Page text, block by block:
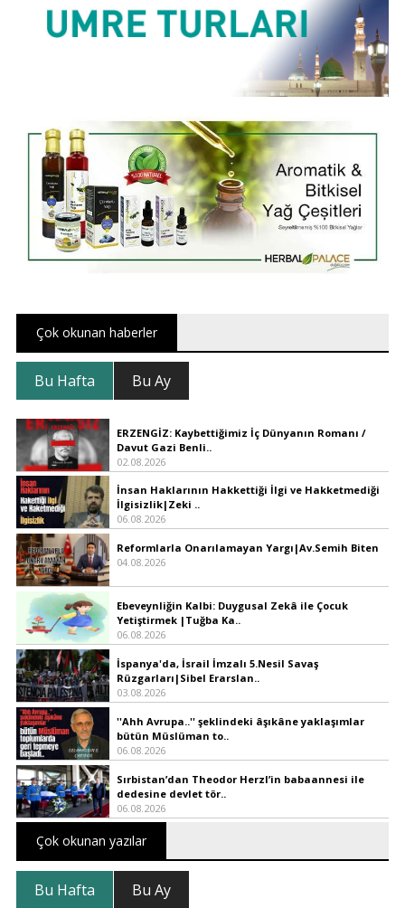
Çok okunan haberler
Bu Hafta Bu Ay
ERZENGİZ: Kaybettiğimiz İç Dünyanın Romanı /
Davut Gazi Benli..
02.08.2026
İnsan Haklarının Hakkettiği İlgi ve Hakketmediği
İlgisizlik|Zeki ..
06.08.2026
Reformlarla Onarılamayan Yargı|Av.Semih Biten
04.08.2026
Ebeveynliğin Kalbi: Duygusal Zekâ ile Çocuk
Yetiştirmek |Tuğba Ka..
06.08.2026
İspanya'da, İsrail İmzalı 5.Nesil Savaş
Rüzgarları|Sibel Erarslan..
03.08.2026
''Ahh Avrupa..'' şeklindeki âşıkâne yaklaşımlar
bütün Müslüman to..
06.08.2026
Sırbistan’dan Theodor Herzl’in babaannesi ile
dedesine devlet tör..
06.08.2026
Çok okunan yazılar
Bu Hafta Bu Ay